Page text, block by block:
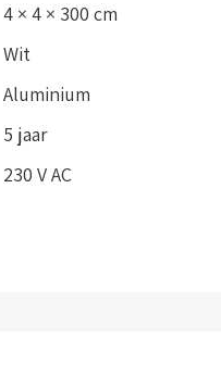
4 × 4 × 300 cm
Wit
Aluminium
5 jaar
230 V AC